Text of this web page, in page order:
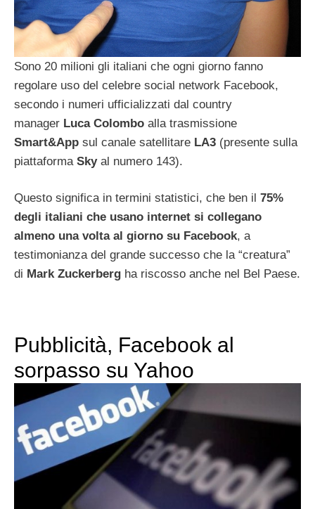
Sono 20 milioni gli italiani che ogni giorno fanno
regolare uso del celebre social network Facebook,
secondo i numeri ufficializzati dal country
manager Luca Colombo alla trasmissione
Smart&App sul canale satellitare LA3 (presente sulla
piattaforma Skyal numero 143).
Questo significa in termini statistici, che ben il 75%
degli italiani che usano internet si collegano
almeno una volta al giorno su Facebook, a
testimonianza del grande successo che la “creatura”
di Mark Zuckerberg ha riscosso anche nel Bel Paese.
Pubblicità, Facebook al
sorpasso su Yahoo